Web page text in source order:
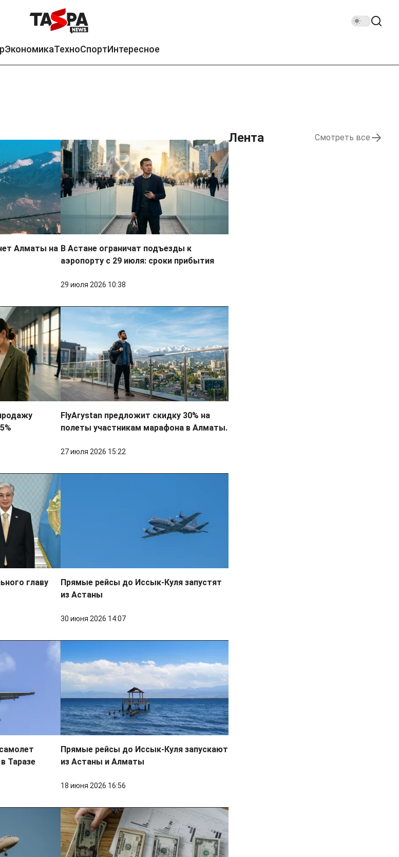
ЭкономикаТехноСпортИнтересное
Алматы на В Астане ограничат подъезды к
аэропорту с 29 июля: сроки прибытия
29 июля 2026 10:38
FlyArystan предложит скидку 30% на
полеты участникам марафона в Алматы.
27 июля 2026 15:22
главу
Прямые рейсы до Иссык-Куля запустят
из Астаны
30 июня 2026 14:07
Таразе
Прямые рейсы до Иссык-Куля запускают
из Астаны и Алматы
18 июня 2026 16:56
Лента Смотреть все